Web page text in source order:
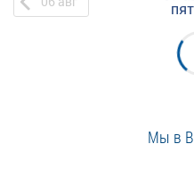
Мы в